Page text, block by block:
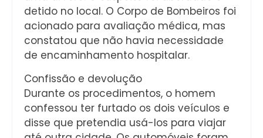
detido no local. O Corpo de Bombeiros foi
acionado para avaliação médica, mas
constatou que não havia necessidade
de encaminhamento hospitalar.
Confissão e devolução
Durante os procedimentos, o homem
confessou ter furtado os dois veículos e
disse que pretendia usá-los para viajar